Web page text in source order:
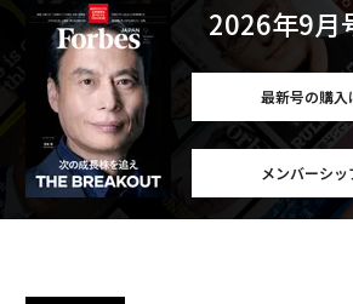
2026年9月
最新号の購入
メンバーシ